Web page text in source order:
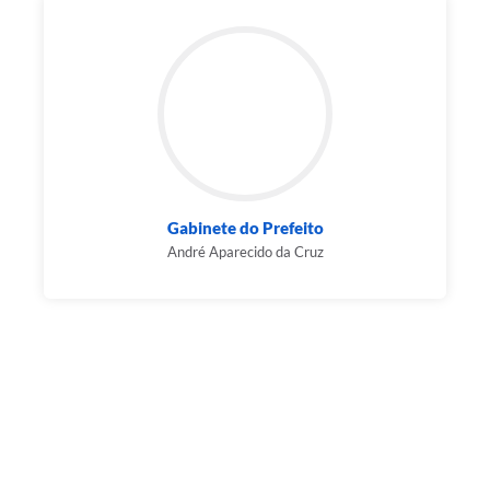
Gabinete do Prefeito
André Aparecido da Cruz